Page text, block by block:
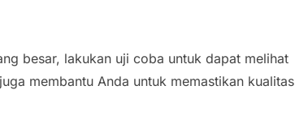
besar, lakukan uji coba untuk dapat melihat
membantu Anda untuk memastikan kualitas